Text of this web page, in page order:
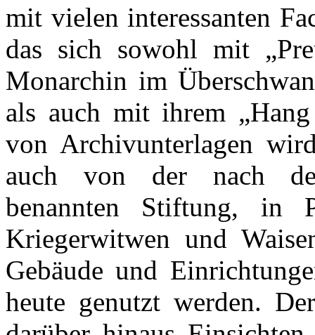
mit vielen interessanten
das sich sowohl mit
Monarchin im
als auch mit ihrem
von Archivunterlagen
auch von der nach
benannten Stiftung, in
Kriegerwitwen und
Gebäude und
heute genutzt werden.